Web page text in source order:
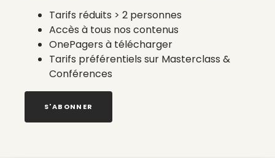
Tarifs réduits > 2 personnes
Accès à tous nos contenus
OnePagers à télécharger
Tarifs préférentiels sur Masterclass &
Conférences
S'ABONNER